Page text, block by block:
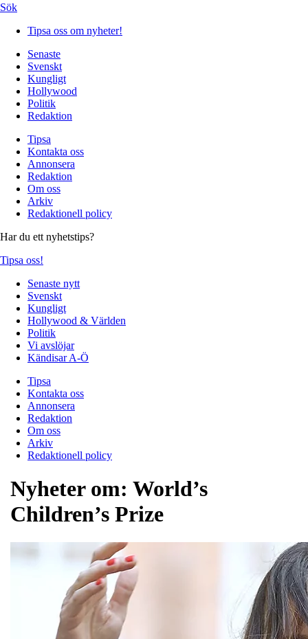
Sök
Tipsa oss om nyheter!
Senaste
Svenskt
Kungligt
Hollywood
Politik
Redaktion
Tipsa
Kontakta oss
Annonsera
Redaktion
Om oss
Arkiv
Redaktionell policy
Har du ett nyhetstips?
Tipsa oss!
Senaste nytt
Svenskt
Kungligt
Hollywood & Världen
Politik
Vi avslöjar
Kändisar A-Ö
Tipsa
Kontakta oss
Annonsera
Redaktion
Om oss
Arkiv
Redaktionell policy
Nyheter om: World’s
Children’s Prize